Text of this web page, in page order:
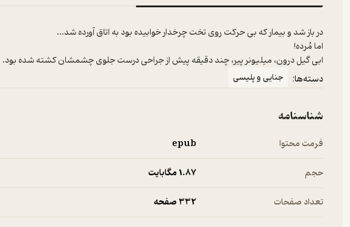
ابی گیل درون، میلیونر پیر، چند دقیقه پیش از جراحی درست جلوی چشمشان کشته شده
دسته‌ها: جنایی و پلیسی
شناسنامه
فرمت محتوا epub
حجم 1.۸۷ مگابایت
تعداد صفحات 332 صفحه